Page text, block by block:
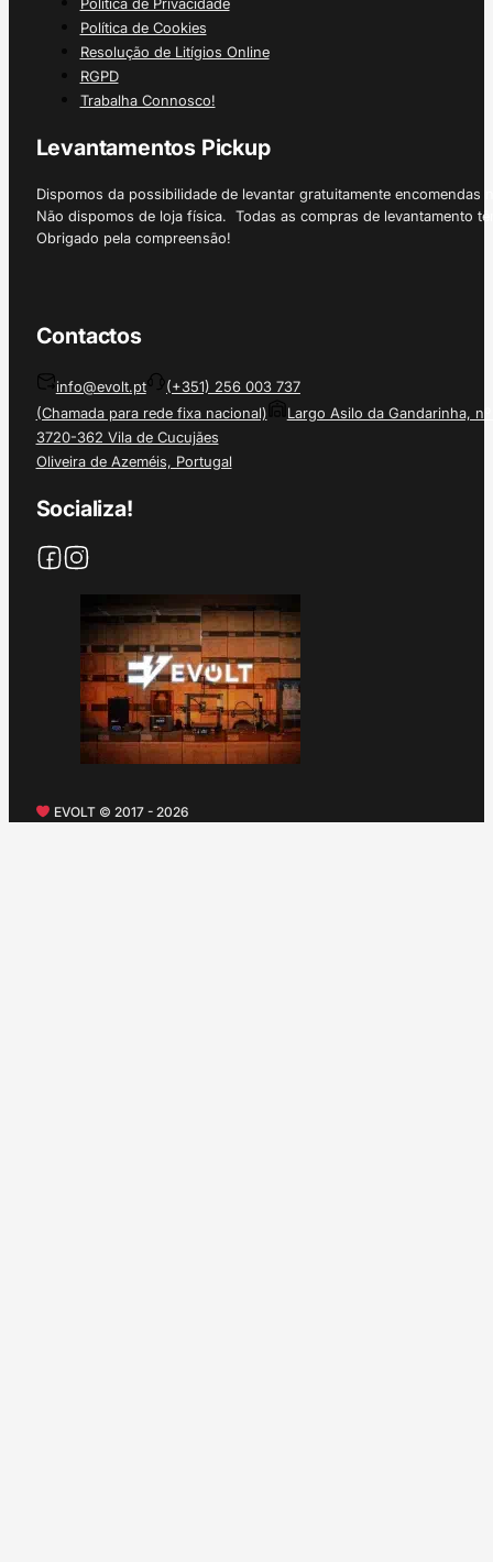
Política de Cookies
Resolução de Litígios Online
RGPD
Trabalha Connosco!
Levantamentos Pickup
Dispomos da possibilidade de levantar gratuitamente
Não dispomos de loja física. Todas as compras de levantamento
Obrigado pela compreensão!
Contactos
info@evolt.pt
(+351) 256 003 737
(Chamada para rede fixa nacional)
Largo Asilo da Gandarinha, nº
3720-362 Vila de Cucujães
Oliveira de Azeméis, Portugal
Socializa!
EVOLT © 2017 - 2026